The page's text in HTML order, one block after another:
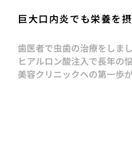
巨大口内炎でも栄養を
歯医者で虫歯の治療をしま
ヒアルロン酸注入で長年の
美容クリニックへの第一歩